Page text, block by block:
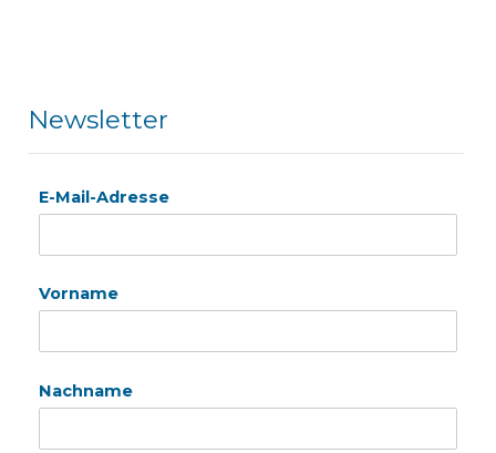
Newsletter
E-Mail-Adresse
Vorname
Nachname